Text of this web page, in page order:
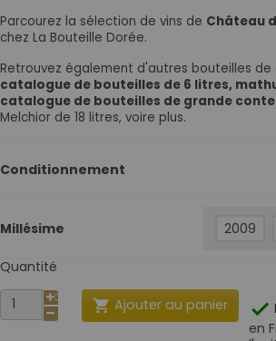
Parcourez la sélection de vins de Château
chez La Bouteille Dorée.
Retrouvez également d'autres bouteilles
catalogue de bouteilles de 6 litres,
catalogue de bouteilles de grande
Melchior de 18 litres, voire plus.
Conditionnement
Millésime 2009
Quantité
 Ajouter au panier 
en